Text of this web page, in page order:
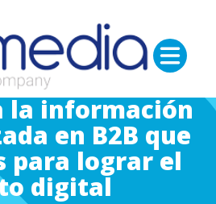
la información
en B2B que
para lograr el
digital